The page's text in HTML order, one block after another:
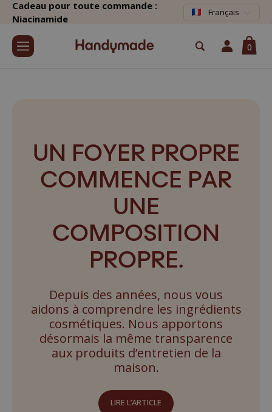
Cadeau pour toute commande :
Niacinamide
Français
0
UN FOYER PROPRE
COMMENCE PAR
UNE
COMPOSITION
PROPRE.
Depuis des années, nous vous
aidons à comprendre les ingrédients
cosmétiques. Nous apportons
désormais la même transparence
aux produits d’entretien de la
maison.
LIRE L’ARTICLE